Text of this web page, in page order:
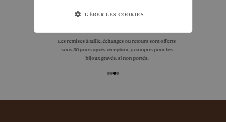
Les remises à taille, échanges ou retours sont offerts
sous 30 jours après réception, y compris pour les
bijoux gravés, si non portés.
GÉRER LES COOKIES